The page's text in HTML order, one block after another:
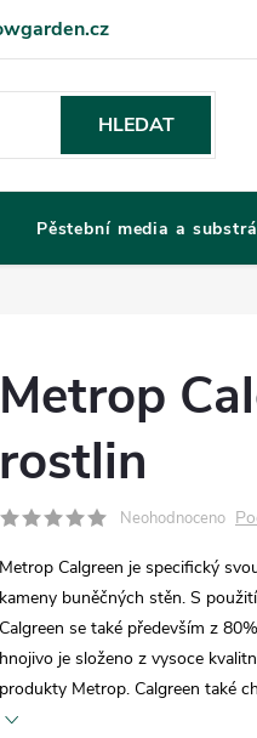
ochrany osobních údajů a cookies
HLEDAT
Pěstební media a
Metrop
rostlin
Neohodnoceno
Metrop Calgreen je specifický
kameny buněčných stěn. S
Calgreen se také především z
hnojivo je složeno z vysoce
produkty Metrop. Calgreen také